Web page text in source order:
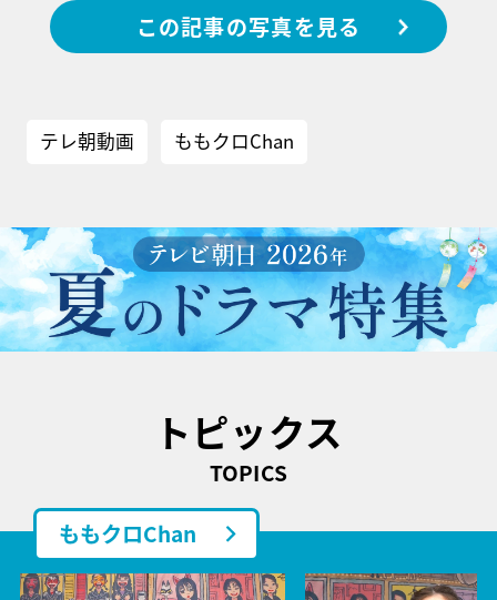
この記事の写真を見る
テレ朝動画 ももクロChan
トピックス
TOPICS
ももクロChan